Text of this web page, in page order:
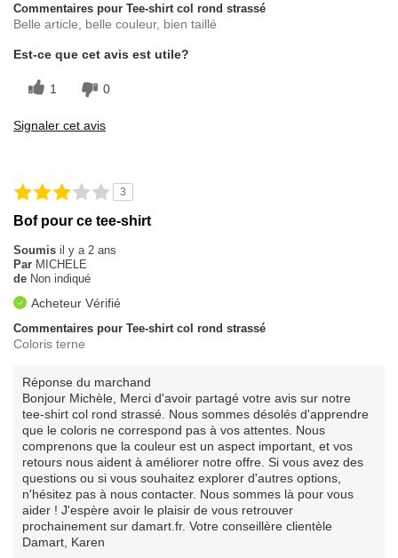
Commentaires pour Tee-shirt col rond strassé
Belle article, belle couleur, bien taillé
Est-ce que cet avis est utile?
1 0
Signaler cet avis
3
Bof pour ce tee-shirt
Soumis il y a 2 ans
Par MICHELE
de Non indiqué
Acheteur Vérifié
Commentaires pour Tee-shirt col rond strassé
Coloris terne
Réponse du marchand
Bonjour Michèle, Merci d'avoir partagé votre avis sur notre
tee-shirt col rond strassé. Nous sommes désolés d'apprendre
que le coloris ne correspond pas à vos attentes. Nous
comprenons que la couleur est un aspect important, et vos
retours nous aident à améliorer notre offre. Si vous avez des
questions ou si vous souhaitez explorer d'autres options,
n'hésitez pas à nous contacter. Nous sommes là pour vous
aider ! J'espère avoir le plaisir de vous retrouver
prochainement sur damart.fr. Votre conseillère clientèle
Damart, Karen